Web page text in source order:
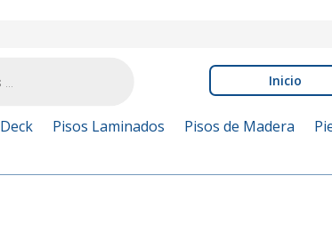
Inicio
Deck Pisos Laminados Pisos de Madera